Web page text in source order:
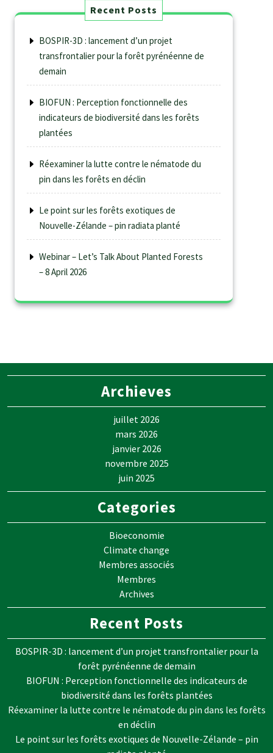
Recent Posts
BOSPIR-3D : lancement d’un projet
transfrontalier pour la forêt pyrénéenne de
demain
BIOFUN : Perception fonctionnelle des
indicateurs de biodiversité dans les forêts
plantées
Réexaminer la lutte contre le nématode du
pin dans les forêts en déclin
Le point sur les forêts exotiques de
Nouvelle-Zélande – pin radiata planté
Webinar – Let’s Talk About Planted Forests
– 8 April 2026
Archieves
juillet 2026
mars 2026
janvier 2026
novembre 2025
juin 2025
Categories
Bioeconomie
Climate change
Membres associés
Membres
Archives
Recent Posts
BOSPIR-3D : lancement d’un projet transfrontalier pour la
forêt pyrénéenne de demain
BIOFUN : Perception fonctionnelle des indicateurs de
biodiversité dans les forêts plantées
Réexaminer la lutte contre le nématode du pin dans les forêts
en déclin
Le point sur les forêts exotiques de Nouvelle-Zélande – pin